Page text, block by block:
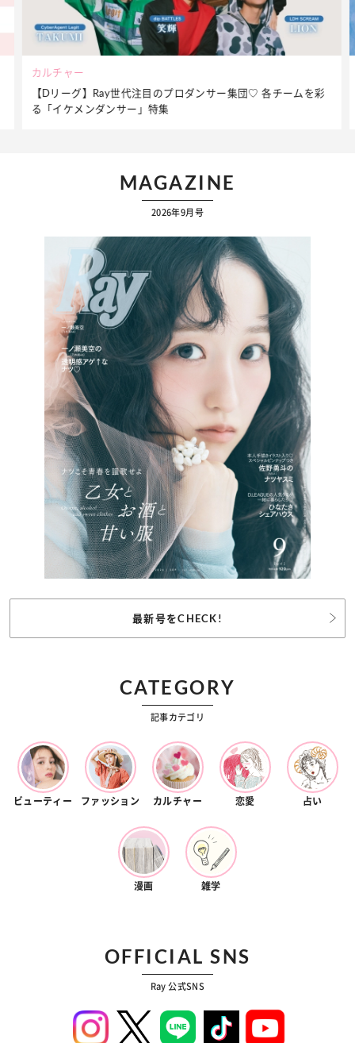
ビューティー
夏だからこそ“水分”が大切！くずれないメイクをつくる【保湿
ケア】アイテム3選
MAGAZINE
2026年9月号
最新号をCHECK!
CATEGORY
記事カテゴリ
ビューティー ファッション カルチャー 恋愛 占い
漫画 雑学
OFFICIAL SNS
Ray 公式SNS